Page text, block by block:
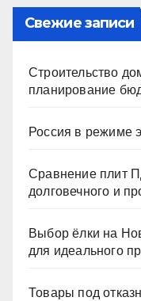
Свежие записи
Строительство
планирование
Россия в режиме
Сравнение плит
долговечного и
Выбор ёлки на
для идеального
Товары под